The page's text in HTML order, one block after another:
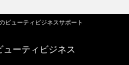
ビューティビジネスサポート
ューティビジネス